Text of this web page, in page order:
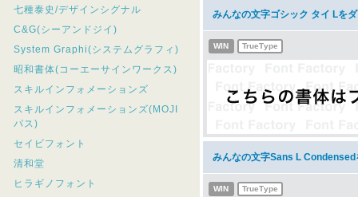
七種泰史/デザインシグナル
C&G(シーアンドジイ)
System Graphi(システムグラフィ)
昭和書体(コーエーサインワークス)
スキルインフォメーションズ
スキルインフォメーションズ(MOJI
パス)
セイビフォント
清和堂
ヒラギノフォント
みんなの文字ゴシック タイ Lを
WIN TrueType
みんなの文字Sans L Condensed
WIN TrueType